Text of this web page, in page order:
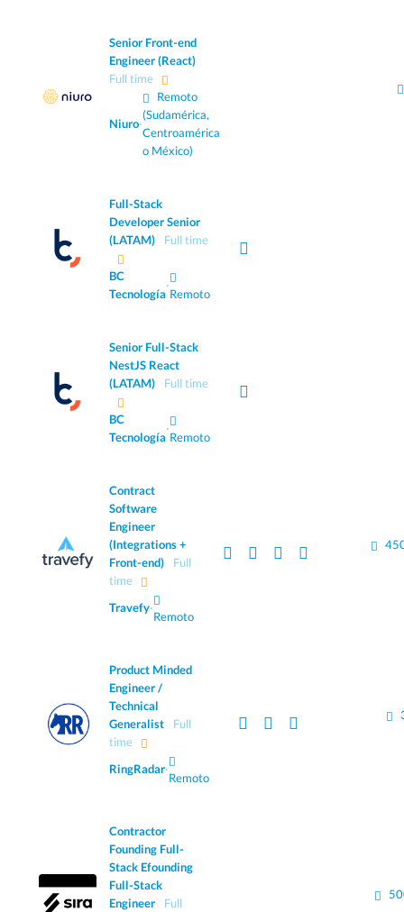
Senior Front-end
Engineer (React)
Full time
Niuro·
Remoto
(Sudamérica,
Centroamérica
o México)
Full-Stack
Developer Senior
(LATAM)
Full time
BC
Tecnología
·
Remoto
Senior Full-Stack
NestJS React
(LATAM)
Full time
BC
Tecnología
·
Remoto
Contract
Software
Engineer
(Integrations +
Front-end)
Full
time
Travefy·
Remoto
Product Minded
Engineer /
Technical
Generalist
Full
time
RingRadar·
Remoto
Contractor
Founding Full-
Stack Efounding
Full-Stack
Engineer
Full